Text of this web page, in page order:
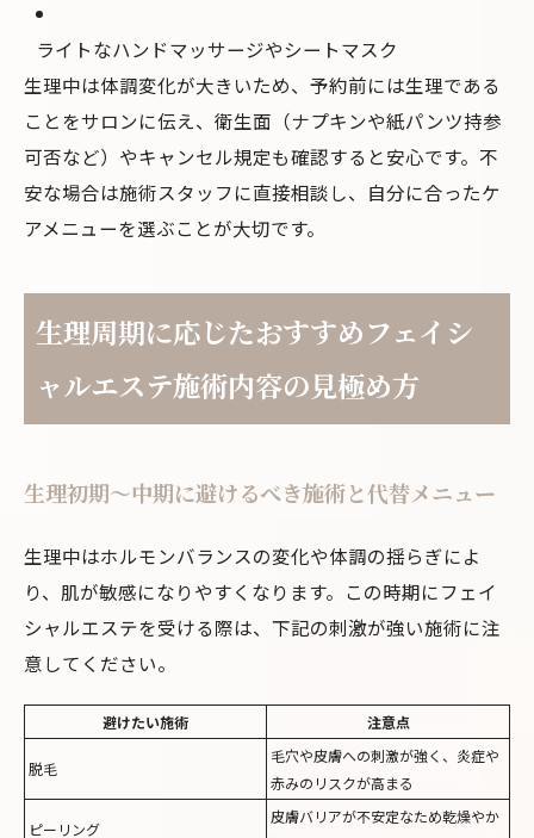
ライトなハンドマッサージやシートマスク
生理中は体調変化が大きいため、予約前には生理である
ことをサロンに伝え、衛生面（ナプキンや紙パンツ持参
可否など）やキャンセル規定も確認すると安心です。不
安な場合は施術スタッフに直接相談し、自分に合ったケ
アメニューを選ぶことが大切です。
生理周期に応じたおすすめフェイシ
ャルエステ施術内容の見極め方
生理初期〜中期に避けるべき施術と代替メニュー
生理中はホルモンバランスの変化や体調の揺らぎによ
り、肌が敏感になりやすくなります。この時期にフェイ
シャルエステを受ける際は、下記の刺激が強い施術に注
意してください。
避けたい施術 注意点
脱毛
毛穴や皮膚への刺激が強く、炎症や
赤みのリスクが高まる
ピーリング
皮膚バリアが不安定なため乾燥やか